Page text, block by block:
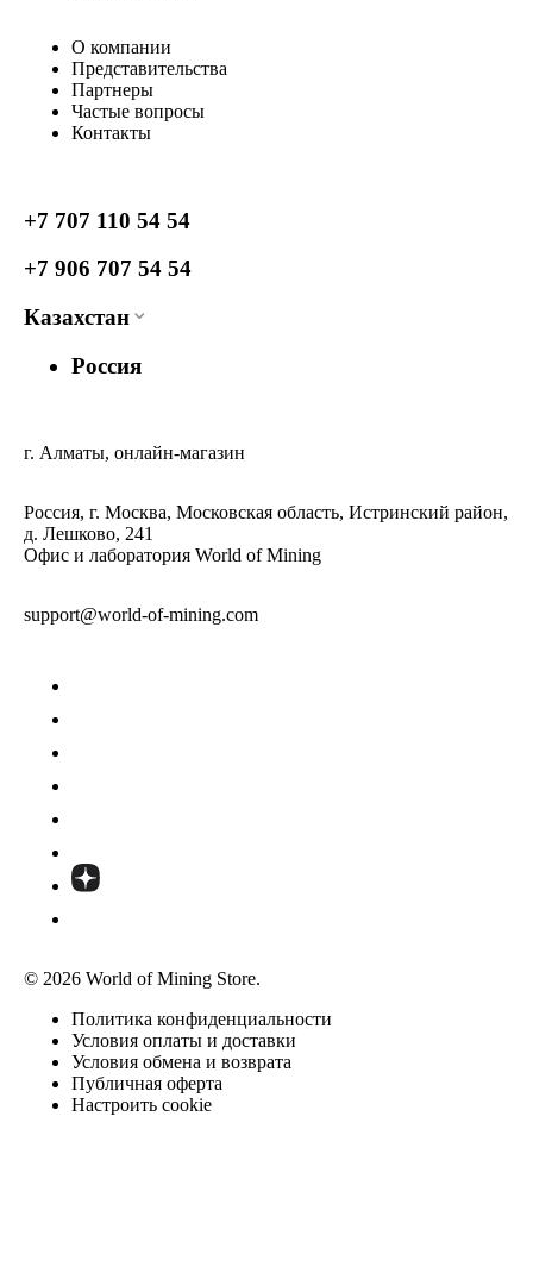
О компании
Представительства
Партнеры
Частые вопросы
Контакты
+7 707 110 54 54
+7 906 707 54 54
Казахстан
Россия
г. Алматы, онлайн-магазин
Россия, г. Москва, Московская область, Истринский район,
д. Лешково, 241
Офис и лаборатория World of Mining
support@world-of-mining.com
© 2026 World of Mining Store.
Политика конфиденциальности
Условия оплаты и доставки
Условия обмена и возврата
Публичная оферта
Настроить cookie